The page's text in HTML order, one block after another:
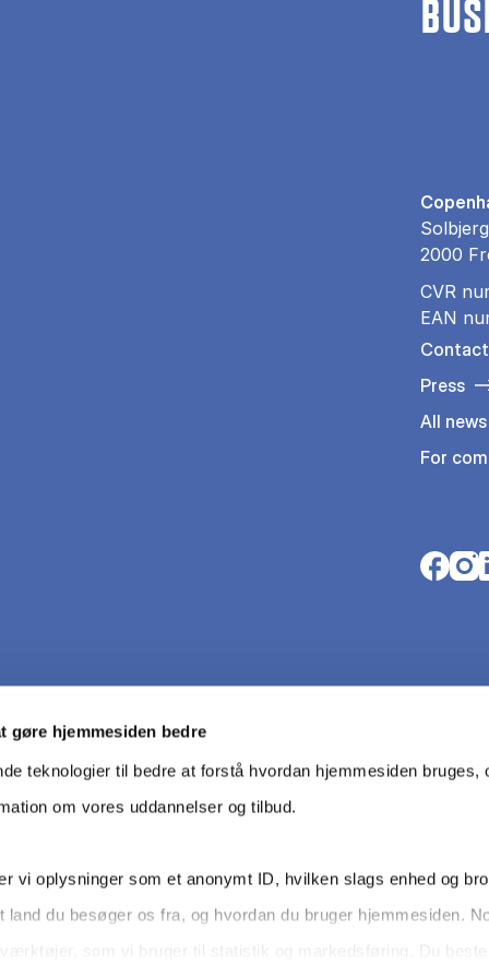
gøre hjemmesiden bedre
teknologier til bedre at forstå hvordan hjemmesiden bruges,
om vores uddannelser og tilbud.
vi oplysninger som et anonymt ID, hvilken slags enhed og
du besøger os fra, og hvordan du bruger hjemmesiden.
2000
CVR
EAN
Press
All news
For
Opens